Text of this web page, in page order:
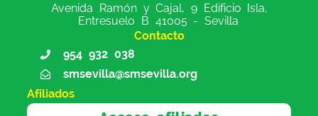
Avenida Ramón y Cajal, 9 Edificio Isla,
Entresuelo B 41005 - Sevilla
Contacto
954 932 038
smsevilla@smsevilla.org
Afiliados